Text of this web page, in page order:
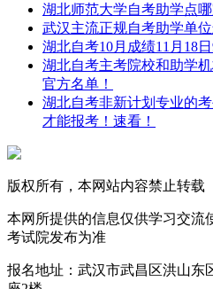
湖北师范大学自考助学点哪
武汉主流正规自考助学单
湖北自考10月成绩11月18
湖北自考主考院校和助学
官方名单！
湖北自考非新计划专业的
才能报考！速看！
版权所有，本网站内容禁止转载
本网所提供的信息仅供学习交流
考试院发布为准
报名地址：武汉市武昌区洪山东